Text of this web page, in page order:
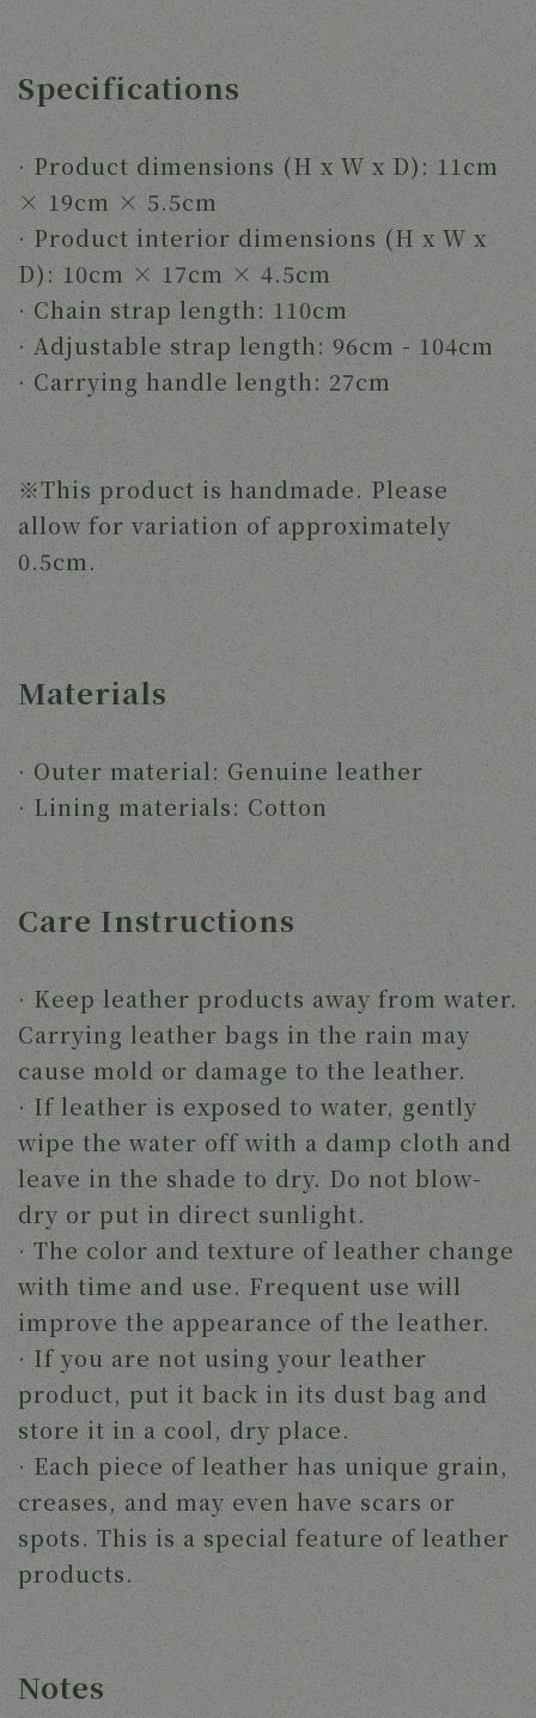
Specifications
· Product dimensions (H x W x D): 11cm
× 19cm × 5.5cm
· Product interior dimensions (H x W x
D): 10cm × 17cm × 4.5cm
· Chain strap length: 110cm
· Adjustable strap length: 96cm - 104cm
· Carrying handle length: 27cm
※This product is handmade. Please
allow for variation of approximately
0.5cm.
Materials
· Outer material: Genuine leather
· Lining materials: Cotton
Care Instructions
· Keep leather products away from water.
Carrying leather bags in the rain may
cause mold or damage to the leather.
· If leather is exposed to water, gently
wipe the water off with a damp cloth and
leave in the shade to dry. Do not blow-
dry or put in direct sunlight.
· The color and texture of leather change
with time and use. Frequent use will
improve the appearance of the leather.
· If you are not using your leather
product, put it back in its dust bag and
store it in a cool, dry place.
· Each piece of leather has unique grain,
creases, and may even have scars or
spots. This is a special feature of leather
products.
Notes